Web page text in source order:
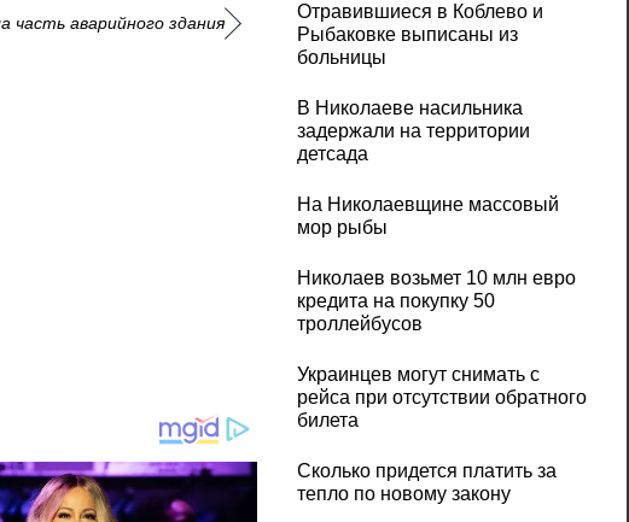
часть аварийного здания
Отравившиеся в Коблево и
Рыбаковке выписаны из
больницы
В Николаеве насильника
задержали на территории
детсада
На Николаевщине массовый
мор рыбы
Николаев возьмет 10 млн евро
кредита на покупку 50
троллейбусов
Украинцев могут снимать с
рейса при отсутствии обратного
билета
Сколько придется платить за
тепло по новому закону